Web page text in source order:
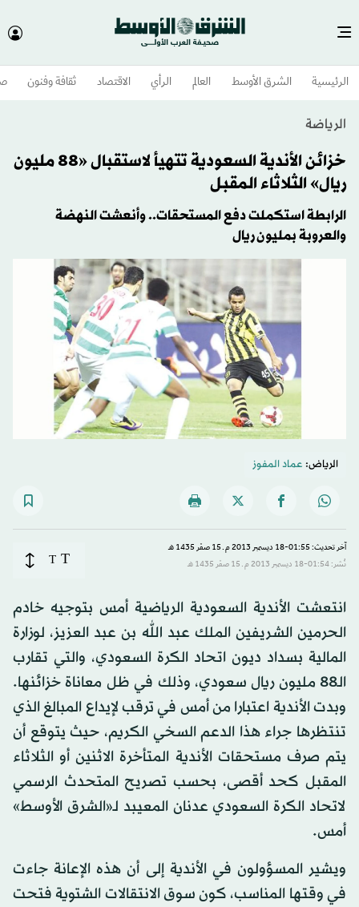
الرئيسية الشرق الأوسط​ العالم الرأي الاقتصاد ثقافة وفنون
الرياضة
خزائن الأندية السعودية تتهيأ لاستقبال «88 مليون
ريال» الثلاثاء المقبل
الرابطة استكملت دفع المستحقات.. وأنعشت النهضة
والعروبة بمليون ريال
الرياض: عماد المفوز
آخر تحديث: 01:55-18 ديسمبر 2013 م ـ 15 صفَر 1435 هـ
نُشر: 01:54-18 ديسمبر 2013 م ـ 15 صفَر 1435 هـ
T
T
انتعشت الأندية السعودية الرياضية أمس بتوجيه خادم
الحرمين الشريفين الملك عبد الله بن عبد العزيز، لوزارة
المالية بسداد ديون اتحاد الكرة السعودي، والتي تقارب
الـ88 مليون ريال سعودي، وذلك في ظل معاناة خزائنها.
وبدت الأندية اعتبارا من أمس في ترقب لإيداع المبالغ الذي
تنتظرها جراء هذا الدعم السخي الكريم، حيث يتوقع أن
يتم صرف مستحقات الأندية المتأخرة الاثنين أو الثلاثاء
المقبل كحد أقصى، بحسب تصريح المتحدث الرسمي
لاتحاد الكرة السعودي عدنان المعيبد لـ«الشرق الأوسط»
أمس.
ويشير المسؤولون في الأندية إلى أن هذه الإعانة جاءت
في وقتها المناسب، كون سوق الانتقالات الشتوية فتحت